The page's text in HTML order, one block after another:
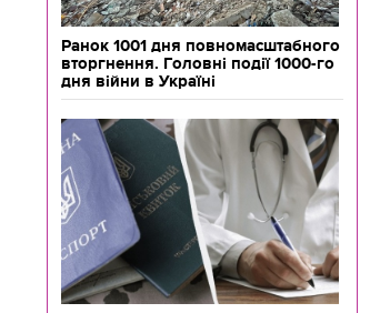
Ранок 1001 дня повномасштабного
вторгнення. Головні події 1000-го
дня війни в Україні